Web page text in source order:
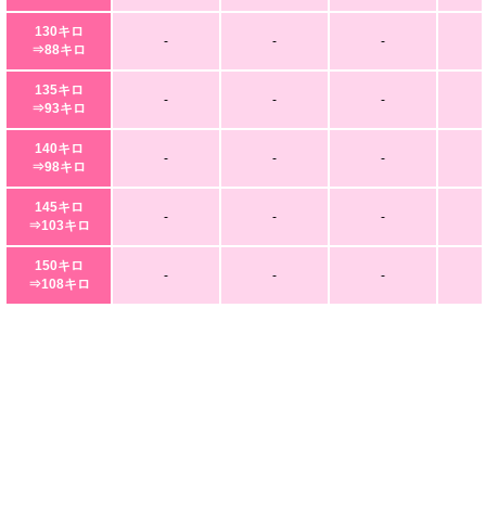
130キロ
⇒88キロ
- - -
135キロ
⇒93キロ
- - -
140キロ
⇒98キロ
- - -
145キロ
⇒103キロ
- - -
150キロ
⇒108キロ
- - -